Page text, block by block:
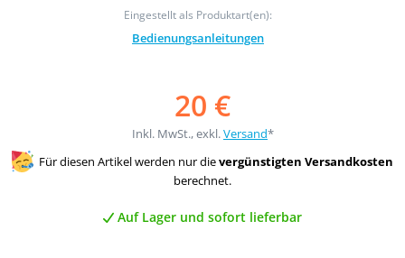
Eingestellt als Produktart(en):
Bedienungsanleitungen
20 €
Inkl. MwSt., exkl.Versand*
Für diesen Artikel werden nur dievergünstigten Versandkosten
berechnet.
Auf Lager und sofort lieferbar